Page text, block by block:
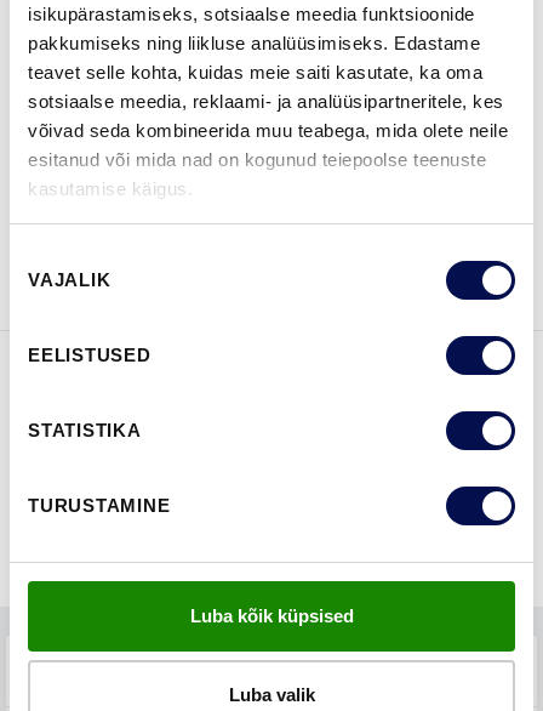
isikupärastamiseks, sotsiaalse meedia funktsioonide
pakkumiseks ning liikluse analüüsimiseks. Edastame
teavet selle kohta, kuidas meie saiti kasutate, ka oma
sotsiaalse meedia, reklaami- ja analüüsipartneritele, kes
võivad seda kombineerida muu teabega, mida olete neile
esitanud või mida nad on kogunud teiepoolse teenuste
kasutamise käigus.
valik
VAJALIK
EELISTUSED
STATISTIKA
TURUSTAMINE
Luba kõik küpsised
Luba valik
LEIA EDASIMÜÜJA
VAATA
Võta meiega
ühendust
TEHNILINE KIRJELDUS